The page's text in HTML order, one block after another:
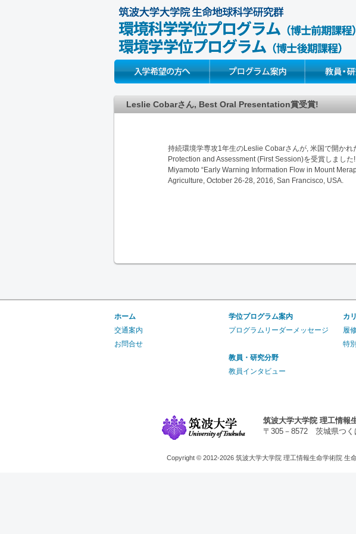
Prospective Students
Leslie Cobarさん, Best Oral Presentation賞受賞!
持続環境学専攻1年生のLeslie Cobarさんが, 米国で開か
Protection and Assessment (First Session)を受賞しまし
Miyamoto “Early Warning Information Flow in Mount
Agriculture, October 26-28, 2016, San Francisco, USA.
ホーム
交通案内
お問合せ
学位プログラム案内
プログラムリーダーメッセージ
教員・研究分野
教員インタビュー
カ
履
特
筑波大学大学院 理工情報
〒305－8572 茨城県つく
Copyright © 2012-2026 筑波大学大学院 理工情報生命学術院 生